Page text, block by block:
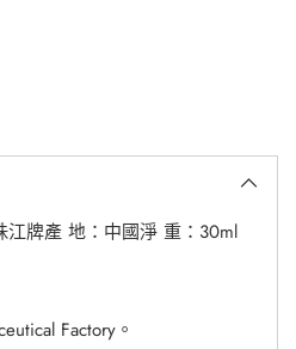
江牌產 地：中國淨 重：30ml
Factory。